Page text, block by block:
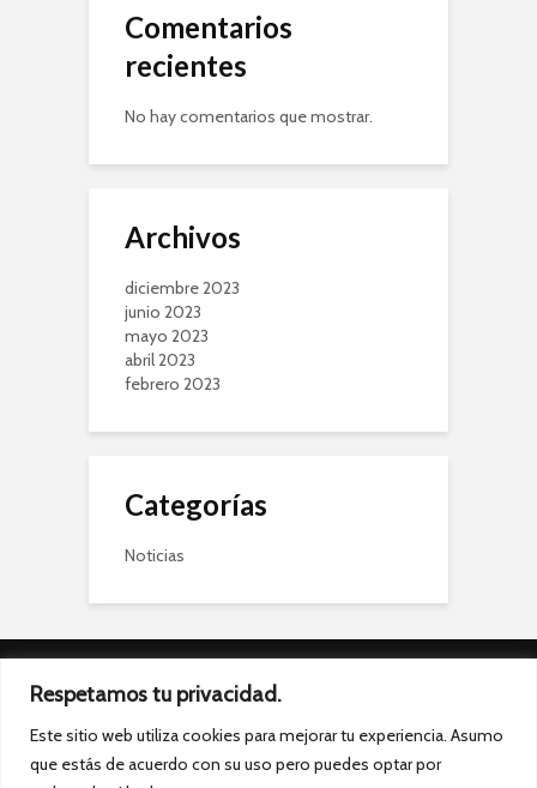
Respetamos tu privacidad.
Este sitio web utiliza cookies para mejorar tu experiencia. Asumo
que estás de acuerdo con su uso pero puedes optar por
Comentarios
recientes
No hay comentarios que mostrar.
Archivos
diciembre 2023
junio 2023
mayo 2023
abril 2023
febrero 2023
Categorías
Noticias
Aviso Legal
Política de Cookies